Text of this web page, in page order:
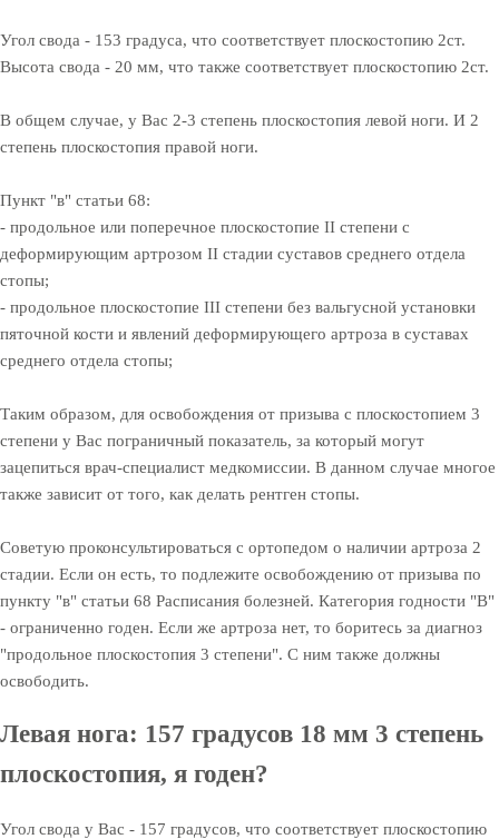
Угол свода - 153 градуса, что соответствует плоскостопию 2ст.
Высота свода - 20 мм, что также соответствует плоскостопию 2ст.
В общем случае, у Вас 2-3 степень плоскостопия левой ноги. И 2
степень плоскостопия правой ноги.
Пункт "в" статьи 68:
- продольное или поперечное плоскостопие II степени с
деформирующим артрозом II стадии суставов среднего отдела
стопы;
- продольное плоскостопие III степени без вальгусной установки
пяточной кости и явлений деформирующего артроза в суставах
среднего отдела стопы;
Таким образом, для освобождения от призыва с плоскостопием 3
степени у Вас пограничный показатель, за который могут
зацепиться врач-специалист медкомиссии. В данном случае многое
также зависит от того, как делать рентген стопы.
Советую проконсультироваться с ортопедом о наличии артроза 2
стадии. Если он есть, то подлежите освобождению от призыва по
пункту "в" статьи 68 Расписания болезней. Категория годности "В"
- ограниченно годен. Если же артроза нет, то боритесь за диагноз
"продольное плоскостопия 3 степени". С ним также должны
освободить.
Левая нога: 157 градусов 18 мм 3 степень
плоскостопия, я годен?
Угол свода у Вас - 157 градусов, что соответствует плоскостопию